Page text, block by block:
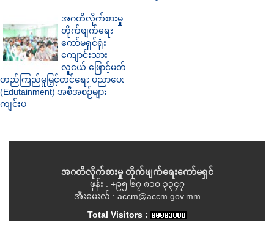
အဂတိလိုက်စားမှု
တိုက်ဖျက်ရေး
ကော်မရှင်ရုံး
ကျောင်းသား
လူငယ် ဖြောင့်မတ်
တည်ကြည်မှုမြှင့်တင်ရေး ပညာပေး
(Edutainment) အစီအစဉ်များ
ကျင်းပ
အဂတိလိုက်စားမှု တိုက်ဖျက်ရေးကော်မရှင်
ဖုန်း : +၉၅ ၆၇ ၈၁၀ ၃၃၄၇
အီးမေးလ် : accm@accm.gov.mm
Total Visitors :